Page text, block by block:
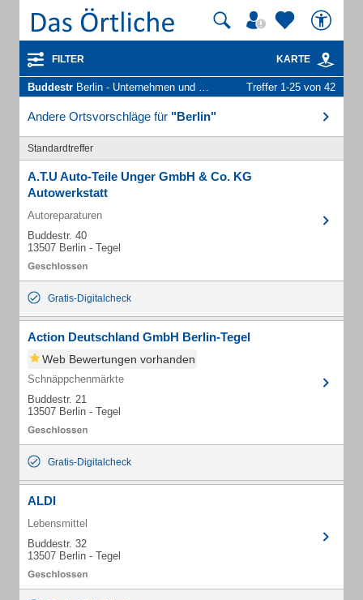
FILTER KARTE
Buddestr Berlin - Unternehmen und Personen Treffer 1-25 von 42
Andere Ortsvorschläge für "Berlin"
Standardtreffer
A.T.U Auto-Teile Unger GmbH & Co. KG
Autowerkstatt
Autoreparaturen
Buddestr. 40
13507 Berlin - Tegel
Gratis-Digitalcheck
Action Deutschland GmbH Berlin-Tegel
Web Bewertungen vorhanden
Schnäppchenmärkte
Buddestr. 21
13507 Berlin - Tegel
Gratis-Digitalcheck
ALDI
Lebensmittel
Buddestr. 32
13507 Berlin - Tegel